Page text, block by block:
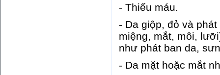
- Thiếu máu.
- Da giộp, đỏ và
miệng, mắt, môi,
như phát ban da,
- Da mặt hoặc mắt